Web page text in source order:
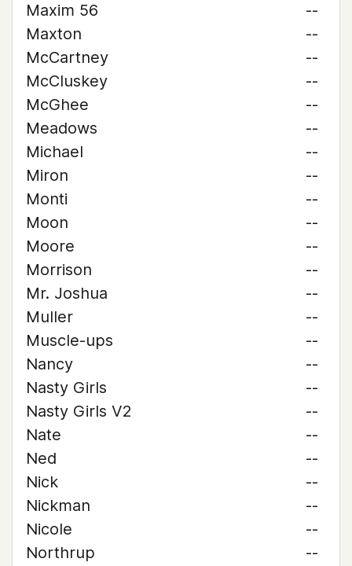
Maxim 56
--
Maxton
--
McCartney
--
McCluskey
--
McGhee
--
Meadows
--
Michael
--
Miron
--
Monti
--
Moon
--
Moore
--
Morrison
--
Mr. Joshua
--
Muller
--
Muscle-ups
--
Nancy
--
Nasty Girls
--
Nasty Girls V2
--
Nate
--
Ned
--
Nick
--
Nickman
--
Nicole
--
Northrup
--